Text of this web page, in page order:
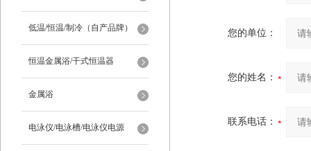
低温/恒温/制冷（自产品牌）
恒温金属浴/干式恒温器
金属浴
电泳仪/电泳槽/电泳仪电源
您的单位：
您的姓名：
联系电话：